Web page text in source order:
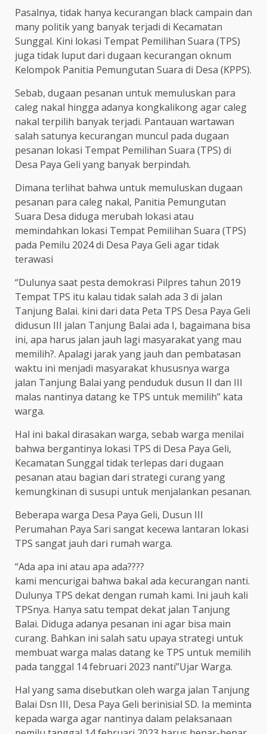
Pasalnya, tidak hanya kecurangan black campain dan
many politik yang banyak terjadi di Kecamatan
Sunggal. Kini lokasi Tempat Pemilihan Suara (TPS)
juga tidak luput dari dugaan kecurangan oknum
Kelompok Panitia Pemungutan Suara di Desa (KPPS).
Sebab, dugaan pesanan untuk memuluskan para
caleg nakal hingga adanya kongkalikong agar caleg
nakal terpilih banyak terjadi. Pantauan wartawan
salah satunya kecurangan muncul pada dugaan
pesanan lokasi Tempat Pemilihan Suara (TPS) di
Desa Paya Geli yang banyak berpindah.
Dimana terlihat bahwa untuk memuluskan dugaan
pesanan para caleg nakal, Panitia Pemungutan
Suara Desa diduga merubah lokasi atau
memindahkan lokasi Tempat Pemilihan Suara (TPS)
pada Pemilu 2024 di Desa Paya Geli agar tidak
terawasi
“Dulunya saat pesta demokrasi Pilpres tahun 2019
Tempat TPS itu kalau tidak salah ada 3 di jalan
Tanjung Balai. kini dari data Peta TPS Desa Paya Geli
didusun III jalan Tanjung Balai ada I, bagaimana bisa
ini, apa harus jalan jauh lagi masyarakat yang mau
memilih?. Apalagi jarak yang jauh dan pembatasan
waktu ini menjadi masyarakat khususnya warga
jalan Tanjung Balai yang penduduk dusun II dan III
malas nantinya datang ke TPS untuk memilih” kata
warga.
Hal ini bakal dirasakan warga, sebab warga menilai
bahwa bergantinya lokasi TPS di Desa Paya Geli,
Kecamatan Sunggal tidak terlepas dari dugaan
pesanan atau bagian dari strategi curang yang
kemungkinan di susupi untuk menjalankan pesanan.
Beberapa warga Desa Paya Geli, Dusun III
Perumahan Paya Sari sangat kecewa lantaran lokasi
TPS sangat jauh dari rumah warga.
“Ada apa ini atau apa ada????
kami mencurigai bahwa bakal ada kecurangan nanti.
Dulunya TPS dekat dengan rumah kami. Ini jauh kali
TPSnya. Hanya satu tempat dekat jalan Tanjung
Balai. Diduga adanya pesanan ini agar bisa main
curang. Bahkan ini salah satu upaya strategi untuk
membuat warga malas datang ke TPS untuk memilih
pada tanggal 14 februari 2023 nanti”Ujar Warga.
Hal yang sama disebutkan oleh warga jalan Tanjung
Balai Dsn III, Desa Paya Geli berinisial SD. Ia meminta
kepada warga agar nantinya dalam pelaksanaan